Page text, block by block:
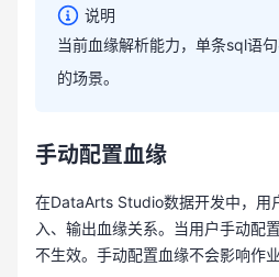
说明
当前血缘解析能力，单条sql语
的场景。
手动配置血缘
在DataArts Studio数据开发中，用
入、输出血缘关系。当用户手动配
不生效。手动配置血缘不会影响作业